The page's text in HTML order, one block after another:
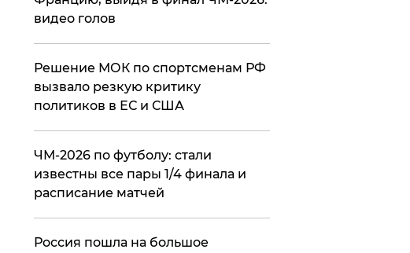
видео голов
Решение МОК по спортсменам РФ
вызвало резкую критику
политиков в ЕС и США
ЧМ-2026 по футболу: стали
известны все пары 1/4 финала и
расписание матчей
Россия пошла на большое